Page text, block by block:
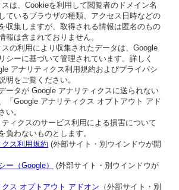
は、Cookieを利用して閲覧者のドメイン名
ているブラウザの種類、アクセス日時などの
収集しますが、取得される情報は匿名のもの
報は含まれておりません。
の利用により収集されたデータは、Google
シーに基づいて管理されています。詳しく
アナリティクス利用規約およびプライバシ
明をご覧ください。
ータが Google アナリティクスに送られない
「Google アナリティクス オプトアウト アド
い。
ィクスのサービス利用による損害について
負わないものとします。
ス利用規約 (外部サイト・別ウインドウが開
ー（Google）
(外部サイト・別ウインドウが
ス オプトアウト アドオン （外部サイト・別